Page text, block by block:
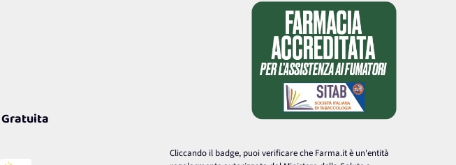
Cliccando il badge, puoi verificare che Farma.it è un'entità